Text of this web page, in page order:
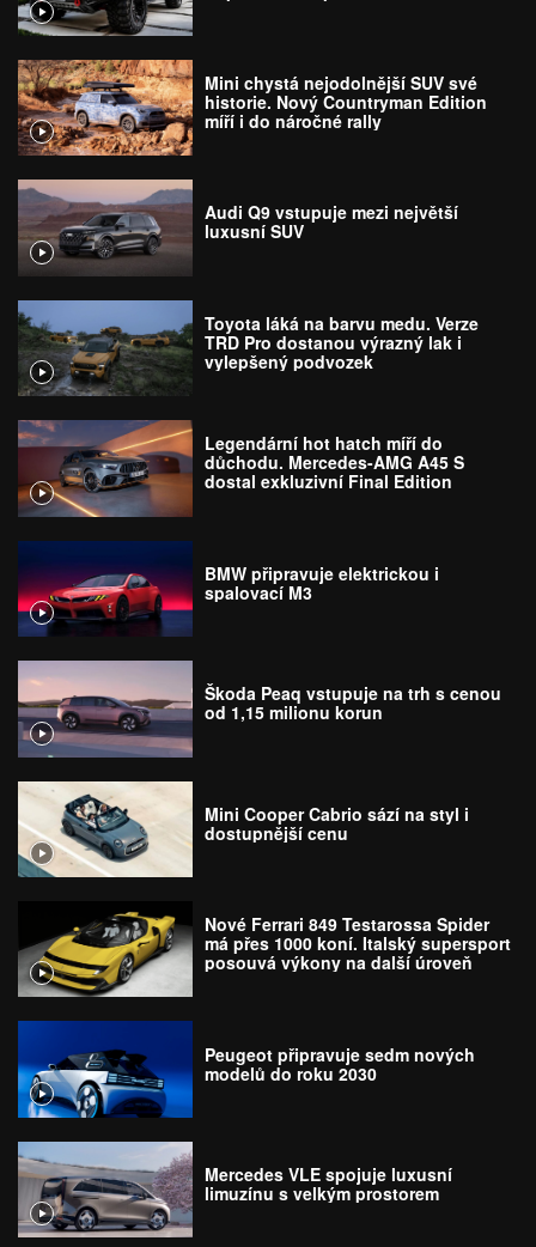
Mini chystá nejodolnější SUV své
historie. Nový Countryman Edition
míří i do náročné rally
Audi Q9 vstupuje mezi největší
luxusní SUV
Toyota láká na barvu medu. Verze
TRD Pro dostanou výrazný lak i
vylepšený podvozek
Legendární hot hatch míří do
důchodu. Mercedes-AMG A45 S
dostal exkluzivní Final Edition
BMW připravuje elektrickou i
spalovací M3
Škoda Peaq vstupuje na trh s cenou
od 1,15 milionu korun
Mini Cooper Cabrio sází na styl i
dostupnější cenu
Nové Ferrari 849 Testarossa Spider
má přes 1000 koní. Italský supersport
posouvá výkony na další úroveň
Peugeot připravuje sedm nových
modelů do roku 2030
Mercedes VLE spojuje luxusní
limuzínu s velkým prostorem